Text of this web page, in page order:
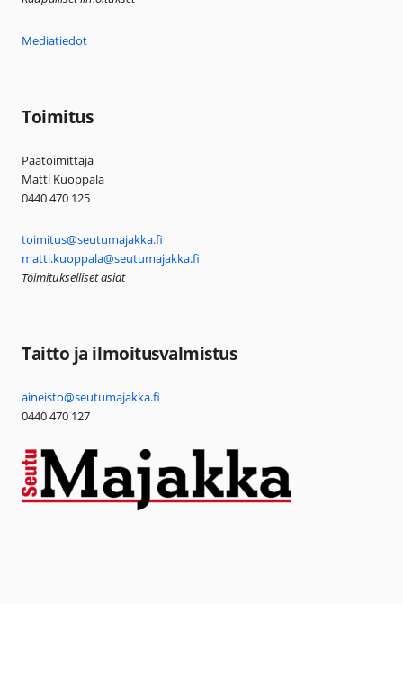
Mediatiedot
Toimitus
Päätoimittaja
Matti Kuoppala
0440 470 125
toimitus@seutumajakka.fi
matti.kuoppala@seutumajakka.fi
Toimitukselliset asiat
Taitto ja ilmoitusvalmistus
aineisto@seutumajakka.fi
0440 470 127